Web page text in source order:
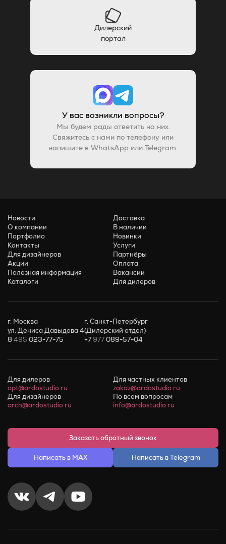
Дилерский
портал
У вас возникли вопросы?
Мы будем рады ответить на них.
Свяжитесь с нами по телефону или
напишите в WhatsApp или Telegram.
Новости
О компании
Портфолио
Контакты
Для дизайнеров
Акции
Полезная информация
Каталоги
Доставка
В наличии
Новинки
Услуги
Партнёры
Оплата
Вакансии
Для дилеров
г. Москва
ул. Дениса Давыдова 4
8495 023-77-75
г. Санкт-Петербург
(Дилерский отдел)
+7977089-57-04
Для дилеров
opt@ardostudio.ru
Для частных клиентов
zakaz@ardostudio.ru
Для дизайнеров
arch@ardostudio.ru
По всем вопросам
info@ardostudio.ru
Заказать обратный звонок
Написать в MAX Написать в Telegram